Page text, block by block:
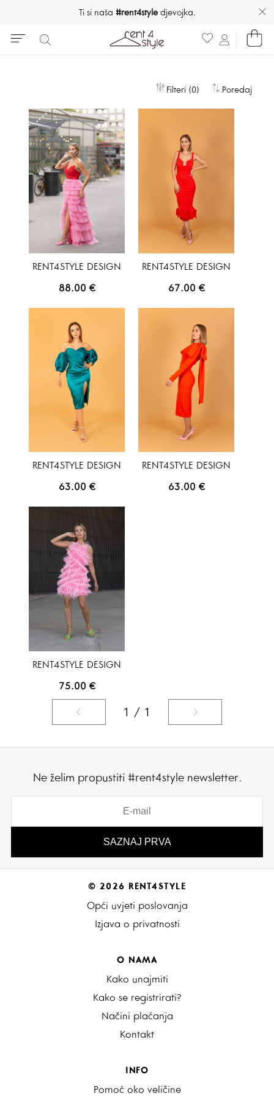
Ti si naša #rent4styledjevojka.
Filteri (0) Poredaj
RENT4STYLE DESIGN
88.00 €
RENT4STYLE DESIGN
67.00 €
RENT4STYLE DESIGN
63.00 €
RENT4STYLE DESIGN
63.00 €
RENT4STYLE DESIGN
75.00 €
1 / 1
Ne želim propustiti #rent4style newsletter.
© 2026 RENT4STYLE
Opći uvjeti poslovanja
Izjava o privatnosti
O NAMA
Kako unajmiti
Kako se registrirati?
Načini plaćanja
Kontakt
INFO
Pomoć oko veličine